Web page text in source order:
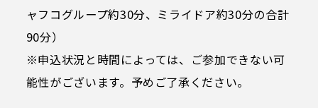
ャフコグループ約30分、ミライドア約30分の合計
90分）
※申込状況と時間によっては、ご参加できない可
能性がございます。予めご了承ください。